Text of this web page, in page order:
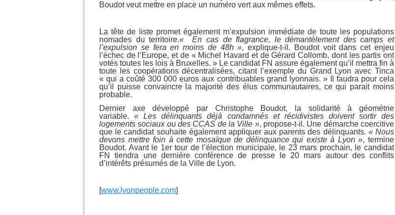
Boudot veut mettre en place un numéro vert aux mêmes effets.
La tête de liste promet également m’expulsion immédiate de toute les populations
nomades du territoire.« En cas de flagrance, le démantèlement des camps et
l’expulsion se fera en moins de 48h », explique-t-il. Boudot voit dans cet enjeu
l’échec de l’Europe, et de « Michel Havard et de Gérard Collomb, dont les partis ont
votés toutes les lois à Bruxelles. » Le candidat FN assure également qu’il mettra fin à
toute les coopérations décentralisées, citant l’exemple du Grand Lyon avec Tinca
« qui a coûté 300 000 euros aux contribuables grand lyonnais. » Il faudra pour cela
qu’il puisse convaincre la majorité des élus communautaires, ce qui parait moins
probable.
Dernier axe développé par Christophe Boudot, la solidarité à géométrie
variable.« Les délinquants déjà condamnés et récidivistes doivent sortir des
logements sociaux ou des CCAS de la Ville », propose-t-il. Une démarche coercitive
que le candidat souhaite également appliquer aux parents des délinquants. « Nous
devons mettre foin à cette mosaïque de délinquance qui existe à Lyon », termine
Boudot. Avant le 1er tour de l’élection municipale, le 23 mars prochain, le candidat
FN tiendra une dernière conférence de presse le 20 mars autour des conflits
d’intérêts présumés de la Ville de Lyon.
[www.lyonpeople.com]